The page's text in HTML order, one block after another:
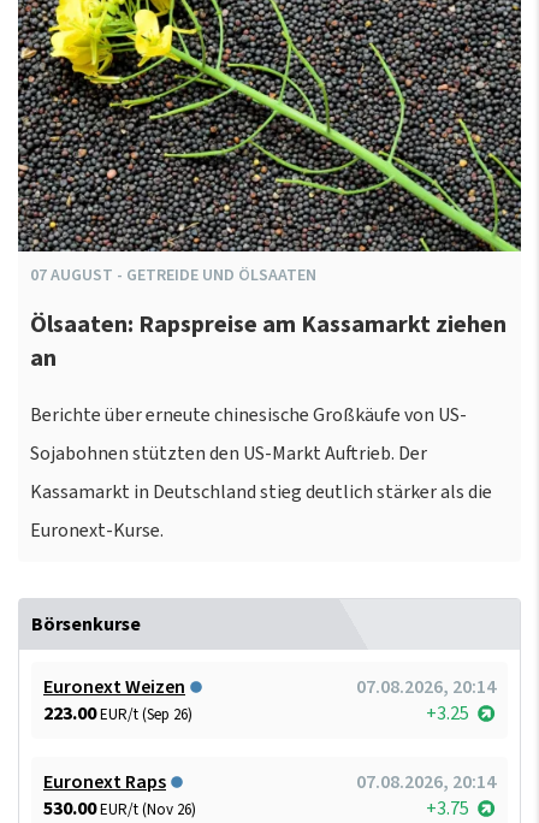
07AUGUST - GETREIDE UND ÖLSAATEN
Ölsaaten: Rapspreise am Kassamarkt ziehen
an
Berichte über erneute chinesische Großkäufe von US-
Sojabohnen stützten den US-Markt Auftrieb. Der
Kassamarkt in Deutschland stieg deutlich stärker als die
Euronext-Kurse.
Börsenkurse
Euronext Weizen
07.08.2026, 20:14
223.00EUR/t (Sep 26) +3.25
Euronext Raps
07.08.2026, 20:14
530.00EUR/t (Nov 26) +3.75